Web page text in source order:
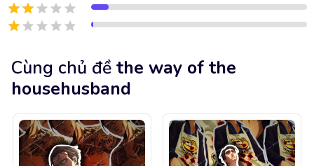
Cùng chủ đề the way of the
househusband